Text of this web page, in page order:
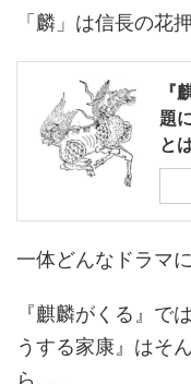
「麟」は信長の花
『
題
と
一体どんなドラマ
『麒麟がくる』で
うする家康』はそ
ら……。